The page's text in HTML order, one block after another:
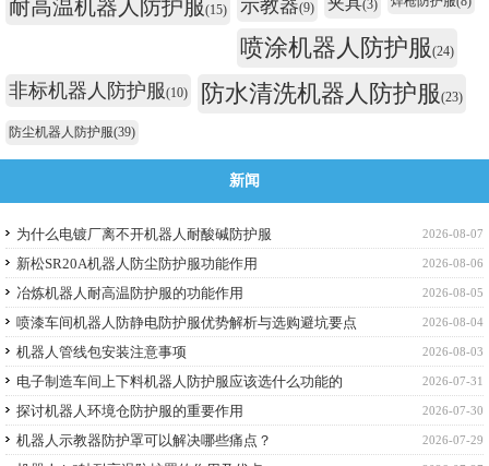
耐高温机器人防护服(15) 示教器(9) (3)
喷涂机器人防护服(24)
非标机器人防护服(10) 防水清洗机器人防护服(23)
防尘机器人防护服(39)
新闻
2026-08-07
为什么电镀厂离不开机器人耐酸碱防护服
2026-08-06
新松SR20A机器人防尘防护服功能作用
2026-08-05
冶炼机器人耐高温防护服的功能作用
2026-08-04
喷漆车间机器人防静电防护服优势解析与选购避坑要点
2026-08-03
机器人管线包安装注意事项
2026-07-31
电子制造车间上下料机器人防护服应该选什么功能的
2026-07-30
探讨机器人环境仓防护服的重要作用
2026-07-29
机器人示教器防护罩可以解决哪些痛点？